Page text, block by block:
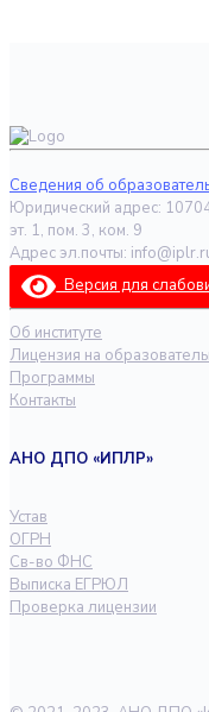
Сведения об
Юридический адрес:
эт. 1, пом. 3, ком. 9
Адрес эл.почты:
Версия для
Об институте
Лицензия на
Программы
Контакты
АНО ДПО «ИПЛР»
Устав
ОГРН
Св-во ФНС
Выписка ЕГРЮЛ
Проверка лицензии